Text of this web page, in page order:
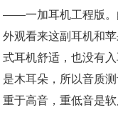
——一加耳机工程版。
外观看来这副耳机和
式耳机舒适，也没有
是木耳朵，所以音质
重于高音，重低音是